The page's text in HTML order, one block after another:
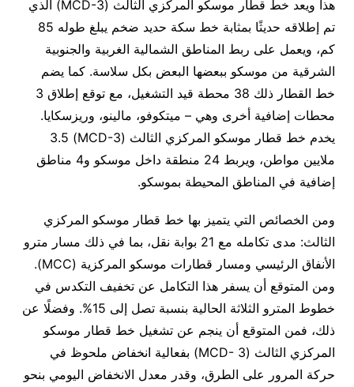
هذا ويعد خط قطار موسكو المركزي الثالث (MCD-3) الذي
تم إطلاقه حديثًا بمثابة خط سكة حديد ضخم يبلغ طوله 85
كم، ويعمل على ربط المناطق الشمالية الغربية والجنوبية
الشرقية من موسكو ببعضها البعض بكل سلاسة. كما يضم
خط القطار ذلك 38 محطة قيد التشغيل، مع توقع إطلاق 3
محطات إضافية أخرى وهي – ميتكوفو، مالينو، وريزسكايا.
يخدم خط قطار موسكو المركزي الثالث (MCD-3) 3.5
ملايين مواطن، ويربط 24 منطقة داخل موسكو و4 مناطق
إضافية في المناطق المحيطة بموسكو.
ومن الخصائص التي يتميز بها خط قطار موسكو المركزي
الثالث: مدى تكامله مع 21 بوابة نقل، بما في ذلك مسار مترو
الأنفاق الرئيسي ومسار قطارات موسكو المركزية (MCC).
ومن المتوقع أن يسفر هذا التكامل عن تخفيف التكدس في
خطوط المترو الثلاثة الحالية بنسبة تصل إلى 15%. وفضلًا عن
ذلك، فمن المتوقع أن ينجم عن تشغيل خط قطار موسكو
المركزي الثالث (MCD- 3) بفعالية انخفاض ملحوظ في
حركة المرور على الطرق، وقدر معدل الانخفاض اليومي بنحو